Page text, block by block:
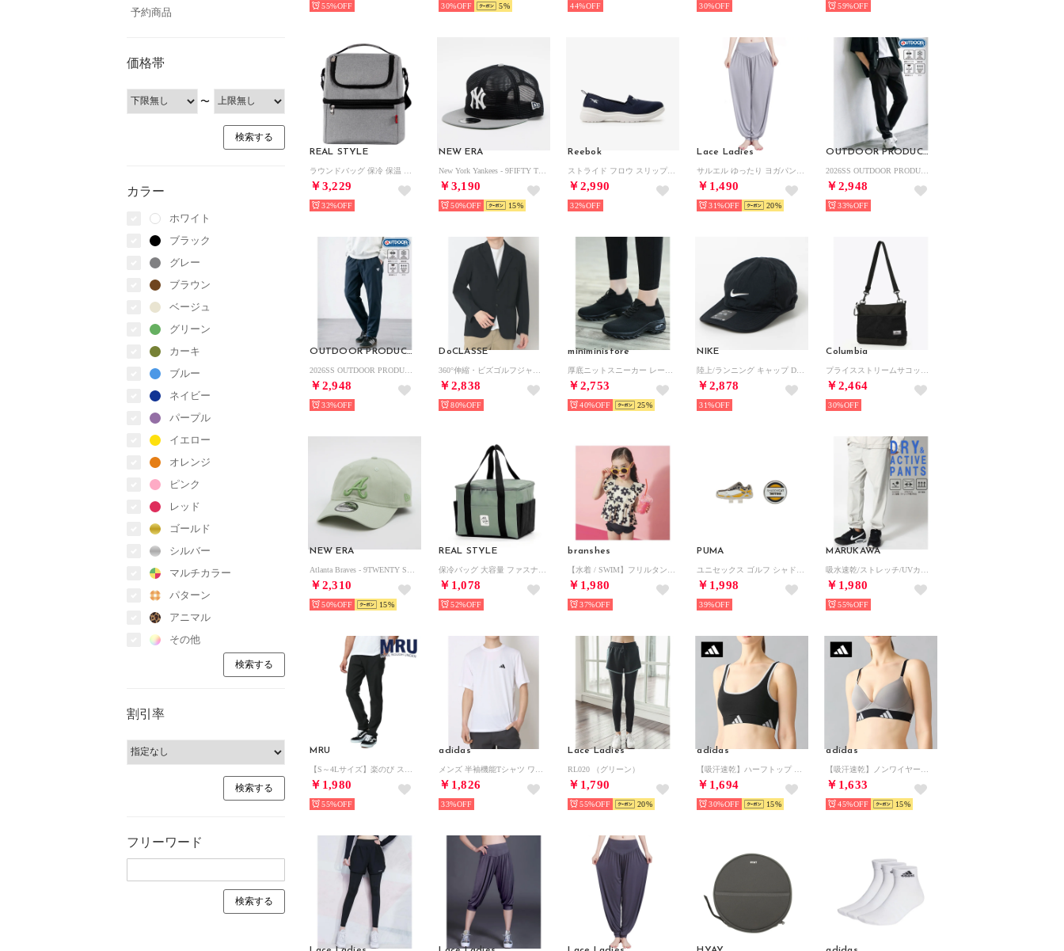
予約商品
価格帯
〜
カラー
ホワイト
ブラック
グレー
ブラウン
ベージュ
グリーン
カーキ
ブルー
ネイビー
パープル
イエロー
オレンジ
ピンク
レッド
ゴールド
シルバー
マルチカラー
パターン
アニマル
その他
割引率
フリーワード
55% 30% 5 44% 30% 59%
REAL STYLE
￥3,229
32%
NEW ERA
￥3,190
50% 15
Reebok
￥2,990
32%
Lace Ladies
￥1,490
31% 20
OUTDOOR PRODUCTS
￥2,948
33%
OUTDOOR PRODUCTS
￥2,948
33%
DoCLASSE
￥2,838
80%
miniministore
￥2,753
40% 25
NIKE
￥2,878
31%
Columbia
￥2,464
30%
NEW ERA
￥2,310
50% 15
REAL STYLE
￥1,078
52%
branshes
￥1,980
37%
PUMA
￥1,998
39%
MARUKAWA
￥1,980
55%
MRU
￥1,980
55%
adidas
￥1,826
33%
Lace Ladies
RL020 （グリーン）
￥1,790
55% 20
adidas
￥1,694
30% 15
adidas
￥1,633
45% 15